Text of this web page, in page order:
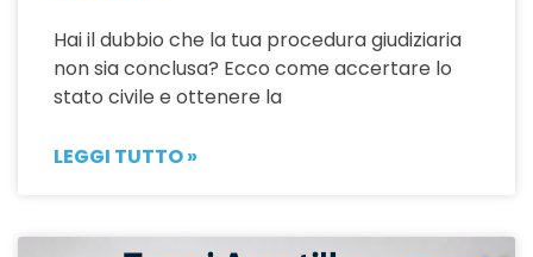
Hai il dubbio che la tua procedura giudiziaria
non sia conclusa? Ecco come accertare lo
stato civile e ottenere la
LEGGI TUTTO »